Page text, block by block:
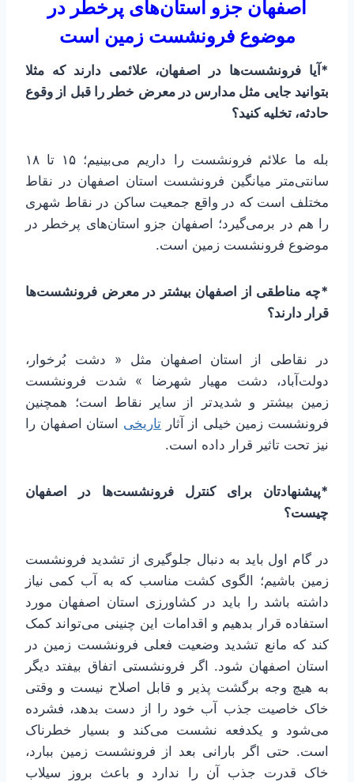
اصفهان جزو استان‌های پرخطر در
موضوع فرونشست زمین است
*آیا فرونشست‌ها در اصفهان، علائمی دارند که مثلا
بتوانید جایی مثل مدارس در معرض خطر را قبل از وقوع
حادثه، تخلیه کنید؟
بله ما علائم فرونشست را داریم می‌بینیم؛ ۱۵ تا ۱۸
سانتی‌متر میانگین فرونشست استان اصفهان در نقاط
مختلف است که در واقع جمعیت ساکن در نقاط شهری
را هم در برمی‌گیرد؛ اصفهان جزو استان‌های پرخطر در
موضوع فرونشست زمین است.
*چه مناطقی از اصفهان بیشتر در معرض فرونشست‌ها
قرار دارند؟
در نقاطی از استان اصفهان مثل « دشت بُرخوار،
دولت‌آباد، دشت مهیار شهرضا » شدت فرونشست
زمین بیشتر و شدیدتر از سایر نقاط است؛ همچنین
فرونشست زمین خیلی از آثارتاریخی استان اصفهان را
نیز تحت تاثیر قرار داده است.
*پیشنهادتان برای کنترل فرونشست‌ها در اصفهان
چیست؟
در گام اول باید به دنبال جلوگیری از تشدید فرونشست
زمین باشیم؛ الگوی کشت مناسب که به آب کمی نیاز
داشته باشد را باید در کشاورزی استان اصفهان مورد
استفاده قرار بدهیم و اقدامات این چنینی می‌تواند کمک
کند که مانع تشدید وضعیت فعلی فرونشست زمین در
استان اصفهان شود. اگر فرونشستی اتفاق بیفتد دیگر
به هیچ وجه برگشت پذیر و قابل اصلاح نیست و وقتی
خاک خاصیت جذب آب خود را از دست بدهد، فشرده
می‌شود و یکدفعه نشست می‌کند و بسیار خطرناک
است. حتی اگر بارانی بعد از فرونشست زمین ببارد،
خاک قدرت جذب آن را ندارد و باعث بروز سیلاب